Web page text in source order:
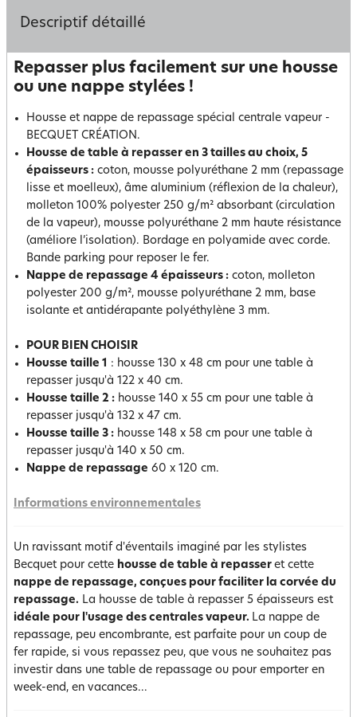
Descriptif détaillé
Repasser plus facilement sur une housse
ou une nappe stylées !
Housse et nappe de repassage spécial centrale vapeur -
BECQUET CRÉATION.
Housse de table à repasser en 3 tailles au choix, 5
épaisseurs : coton, mousse polyuréthane 2 mm (repassage
lisse et moelleux), âme aluminium (réflexion de la chaleur),
molleton 100% polyester 250 g/m² absorbant (circulation
de la vapeur), mousse polyuréthane 2 mm haute résistance
(améliore l’isolation). Bordage en polyamide avec corde.
Bande parking pour reposer le fer.
Nappe de repassage 4 épaisseurs : coton, molleton
polyester 200 g/m², mousse polyuréthane 2 mm, base
isolante et antidérapante polyéthylène 3 mm.
POUR BIEN CHOISIR
Housse taille 1 : housse 130 x 48 cm pour une table à
repasser jusqu'à 122 x 40 cm.
Housse taille 2 : housse 140 x 55 cm pour une table à
repasser jusqu'à 132 x 47 cm.
Housse taille 3 : housse 148 x 58 cm pour une table à
repasser jusqu'à 140 x 50 cm.
Nappe de repassage 60 x 120 cm.
Informations environnementales
Un ravissant motif d'éventails imaginé par les stylistes
Becquet pour cette housse de table à repasser et cette
nappe de repassage, conçues pour faciliter la corvée du
repassage. La housse de table à repasser 5 épaisseurs est
idéale pour l'usage des centrales vapeur. La nappe de
repassage, peu encombrante, est parfaite pour un coup de
fer rapide, si vous repassez peu, que vous ne souhaitez pas
investir dans une table de repassage ou pour emporter en
week-end, en vacances...